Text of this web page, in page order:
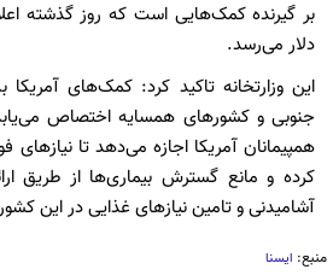
دلار می‌رسد.
این وزارتخانه تاکید کرد: کمک‌های
جنوبی و کشورهای همسایه اختصاص
همپیمانان آمریکا اجازه می‌دهد تا
کرده و مانع گسترش بیماری‌ها از طریق
آشامیدنی و تامین نیازهای غذایی در این
منبع: ایسنا